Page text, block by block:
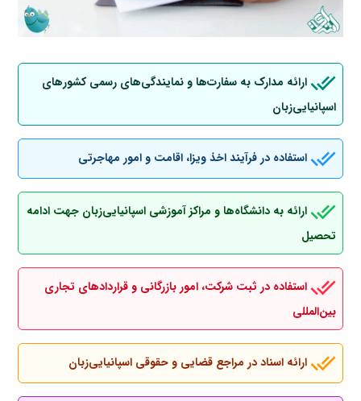
ارائه مدارک به سفارت‌ها و نمایندگی‌های رسمی کشورهای
اسپانیایی‌زبان
استفاده در فرآیند اخذ ویزا، اقامت و امور مهاجرتی
ارائه به دانشگاه‌ها و مراکز آموزشی اسپانیایی‌زبان جهت ادامه
تحصیل
استفاده در ثبت شرکت، امور بازرگانی و قراردادهای تجاری
بین‌المللی
ارائه اسناد در مراجع قضایی و حقوقی اسپانیایی‌زبان